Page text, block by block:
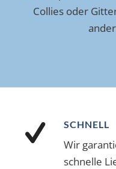
Collies oder
SCHNELL
Wir
schnelle